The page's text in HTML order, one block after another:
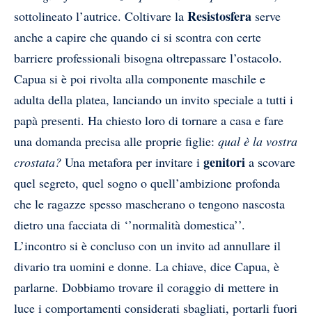
sottolineato l’autrice. Coltivare la Resistosfera serve
anche a capire che quando ci si scontra con certe
barriere professionali bisogna oltrepassare l’ostacolo.
Capua si è poi rivolta alla componente maschile e
adulta della platea, lanciando un invito speciale a tutti i
papà presenti. Ha chiesto loro di tornare a casa e fare
una domanda precisa alle proprie figlie: qual è la vostra
crostata? Una metafora per invitare i genitori a scovare
quel segreto, quel sogno o quell’ambizione profonda
che le ragazze spesso mascherano o tengono nascosta
dietro una facciata di ‘’normalità domestica’’.
L’incontro si è concluso con un invito ad annullare il
divario tra uomini e donne. La chiave, dice Capua, è
parlarne. Dobbiamo trovare il coraggio di mettere in
luce i comportamenti considerati sbagliati, portarli fuori